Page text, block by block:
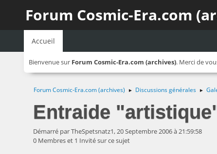
Forum Cosmic-Era.com
Accueil
Bienvenue sur Forum Cosmic-Era.com (archives). Merci de
Forum Cosmic-Era.com (archives) ► Discussions générales ►
Entraide
Démarré par TheSpetsnatz1, 20 Septembre 2006 à 21:59:58
0 Membres et 1 Invité sur ce sujet